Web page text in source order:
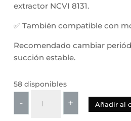
extractor NCVI 8131.
✅ También compatible con
Recomendado cambiar
succión estable.
58 disponibles
- + Añadir al